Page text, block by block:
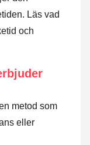
Läs vad
och
metod som
eller